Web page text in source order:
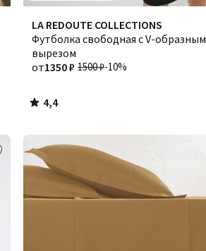
LA REDOUTE COLLECTIONS
Футболка свободная с V-образным
вырезом
1500 ₽-10%
от1350 ₽
4,4
/ 5
4,4
/